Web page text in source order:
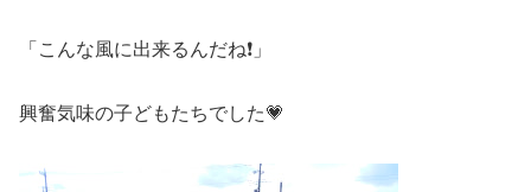
「こんな風に出来るんだね❗」
興奮気味の子どもたちでした💗